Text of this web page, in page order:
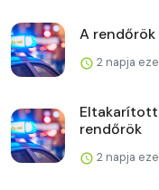
A
2 napja
rendőrök
2 napja